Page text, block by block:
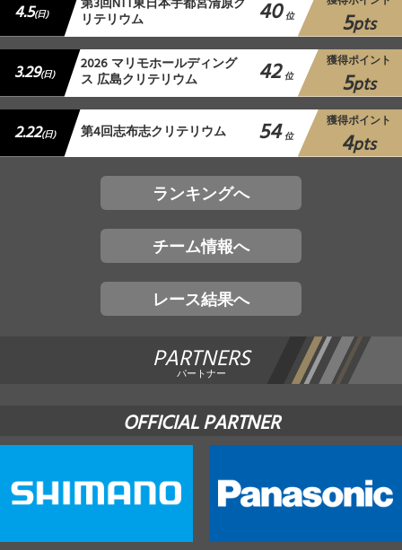
4.5(日) リテリウム 40 位 5pts
3.29(日) 2026 マリモホールディング
ス 広島クリテリウム 42 位
獲得ポイント
5pts
2.22(日) 第4回志布志クリテリウム 54 位
獲得ポイント
4pts
ランキングへ
チーム情報へ
レース結果へ
PARTNERS
パートナー
OFFICIAL PARTNER